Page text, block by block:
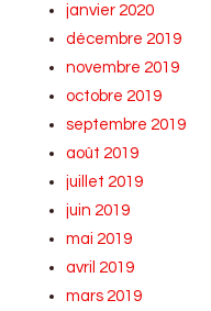
janvier 2020
décembre 2019
novembre 2019
octobre 2019
septembre 2019
août 2019
juillet 2019
juin 2019
mai 2019
avril 2019
mars 2019